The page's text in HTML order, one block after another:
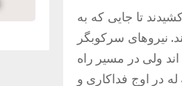
تا جایی که به
نیروهای سرکوبگر
ولی در مسیر راه
در اوج فداکاری و